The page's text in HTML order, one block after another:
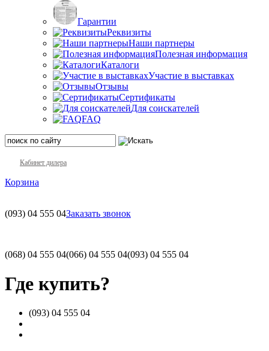
Гарантии
Реквизиты
Наши партнеры
Полезная информация
Каталоги
Участие в выставках
Отзывы
Сертификаты
Для соискателей
FAQ
Кабинет дилера
Корзина
(093) 04 555 04Заказать звонок
(068) 04 555 04(066) 04 555 04(093) 04 555 04
Где купить?
(093) 04 555 04